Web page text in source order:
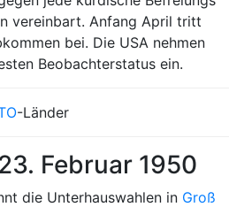
vereinbart. Anfang April tritt
bei. Die USA nehmen
Beobachterstatus ein.
-Länder
Februar 1950
die Unterhauswahlen in Groß